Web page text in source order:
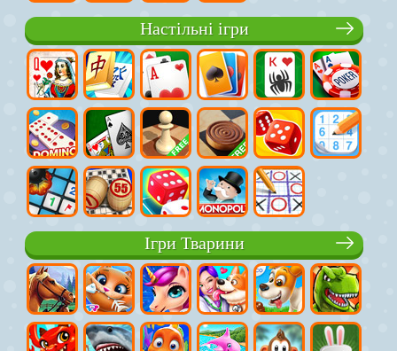
Настільні ігри
Ігри Тварини